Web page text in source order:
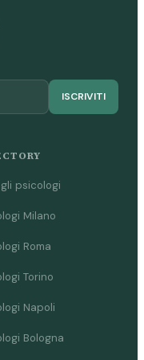
ISCRIVITI
psicologi
Milano
Roma
Torino
Napoli
Bologna